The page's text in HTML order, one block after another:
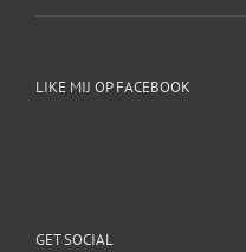
LIKE MIJ OP FACEBOOK
GET SOCIAL